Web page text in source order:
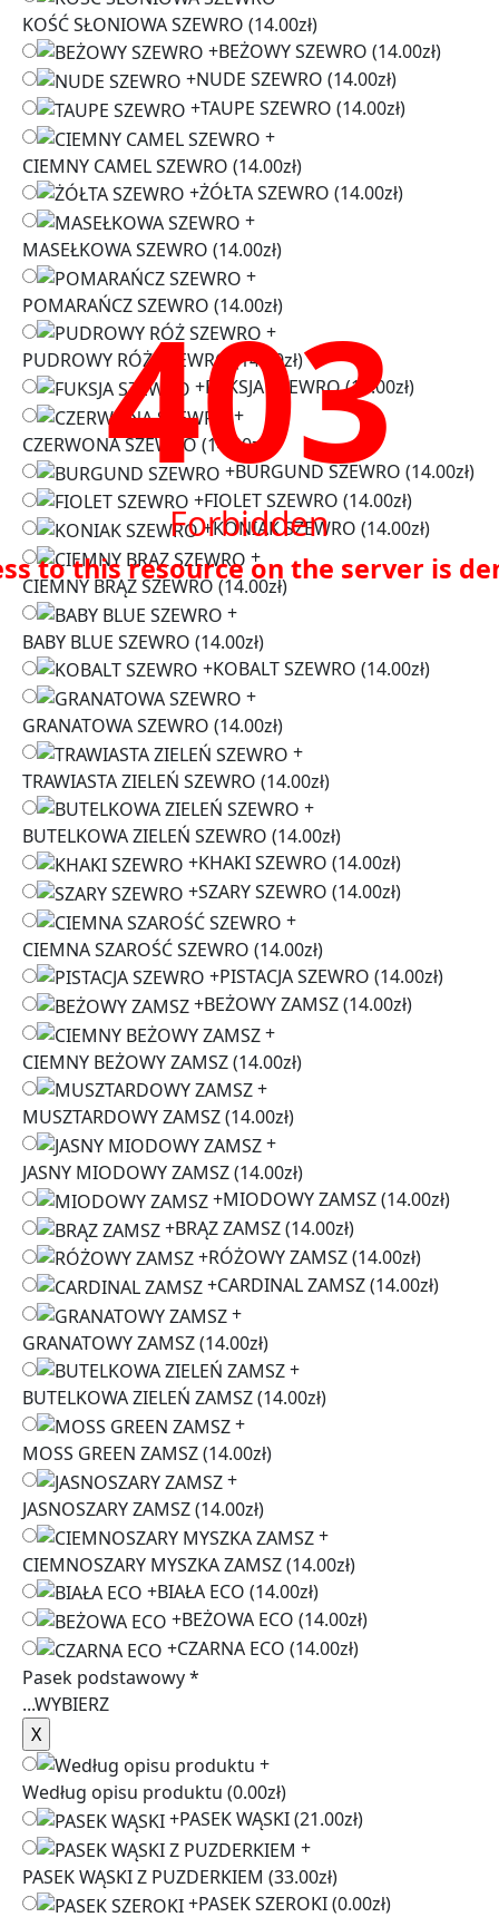
KOŚĆ SŁONIOWA SZEWRO (14.00zł)
+BEŻOWY SZEWRO (14.00zł)
+NUDE SZEWRO (14.00zł)
+TAUPE SZEWRO (14.00zł)
+
CIEMNY CAMEL SZEWRO (14.00zł)
+ŻÓŁTA SZEWRO (14.00zł)
+
MASEŁKOWA SZEWRO (14.00zł)
+
POMARAŃCZ SZEWRO (14.00zł)
+
PUDROWY RÓŻ SZEWRO
(14.00zł)
+FUKSJA SZEWRO(14.00zł)
+
CZERWONA SZEWRO(14.00zł)
+BURGUND SZEWRO (14.00zł)
+FIOLET SZEWRO (14.00zł)
+KONIAK SZEWRO (14.00zł)
+
CIEMNY BRĄZ SZEWRO (14.00zł)
+
BABY BLUE SZEWRO (14.00zł)
+KOBALT SZEWRO (14.00zł)
+
GRANATOWA SZEWRO (14.00zł)
+
TRAWIASTA ZIELEŃ SZEWRO (14.00zł)
+
BUTELKOWA ZIELEŃ SZEWRO (14.00zł)
+KHAKI SZEWRO (14.00zł)
+SZARY SZEWRO (14.00zł)
+
CIEMNA SZAROŚĆ SZEWRO (14.00zł)
+PISTACJA SZEWRO (14.00zł)
+BEŻOWY ZAMSZ(14.00zł)
+
CIEMNY BEŻOWY ZAMSZ(14.00zł)
+
MUSZTARDOWY ZAMSZ(14.00zł)
+
JASNY MIODOWY ZAMSZ(14.00zł)
+MIODOWY ZAMSZ(14.00zł)
+BRĄZ ZAMSZ(14.00zł)
+RÓŻOWY ZAMSZ(14.00zł)
+CARDINAL ZAMSZ(14.00zł)
+
GRANATOWY ZAMSZ(14.00zł)
+
BUTELKOWA ZIELEŃ ZAMSZ(14.00zł)
+
MOSS GREEN ZAMSZ(14.00zł)
+
JASNOSZARY ZAMSZ(14.00zł)
+
CIEMNOSZARY MYSZKA ZAMSZ(14.00zł)
+BIAŁA ECO (14.00zł)
+BEŻOWA ECO (14.00zł)
+CZARNA ECO (14.00zł)
Pasek podstawowy*
...WYBIERZ
+
Według opisu produktu (0.00zł)
+PASEK WĄSKI(21.00zł)
+
PASEK WĄSKI Z PUZDERKIEM (33.00zł)
+PASEK SZEROKI(0.00zł)
403
Forbidden
to this resource on the server is